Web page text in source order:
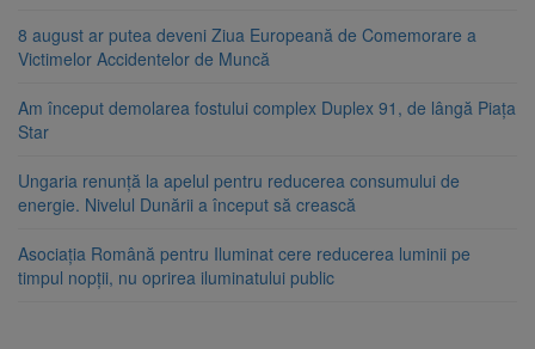
8 august ar putea deveni Ziua Europeană de Comemorare a
Victimelor Accidentelor de Muncă
Am început demolarea fostului complex Duplex 91, de lângă Piața
Star
Ungaria renunță la apelul pentru reducerea consumului de
energie. Nivelul Dunării a început să crească
Asociația Română pentru Iluminat cere reducerea luminii pe
timpul nopții, nu oprirea iluminatului public